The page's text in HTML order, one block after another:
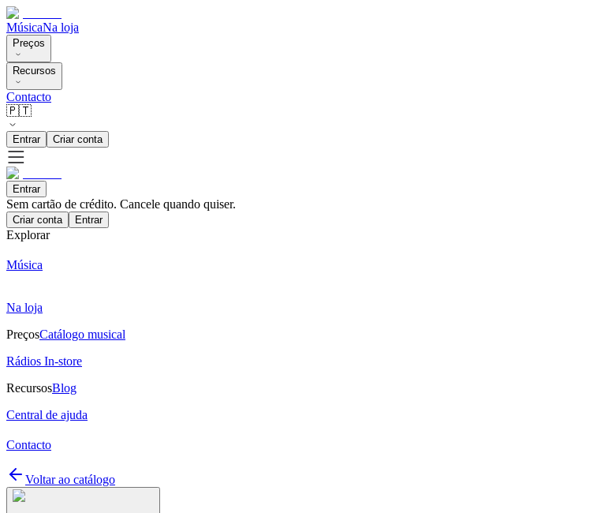
MúsicaNa loja
Preços
Recursos
Contacto
🇵🇹
Entrar Criar conta
Entrar
Sem cartão de crédito. Cancele quando quiser.
Criar conta Entrar
Explorar
Música
Na loja
PreçosCatálogo musical
Rádios In-store
RecursosBlog
Central de ajuda
Contacto
Voltar ao catálogo